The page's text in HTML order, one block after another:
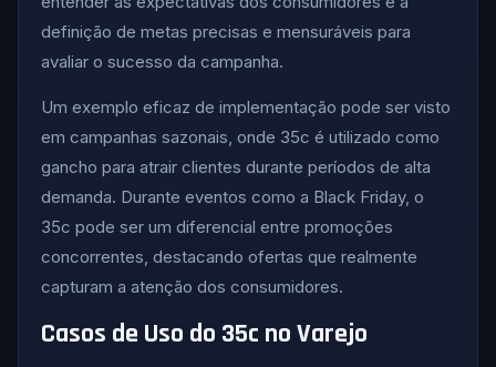
definição de metas precisas e mensuráveis para
avaliar o sucesso da campanha.
Um exemplo eficaz de implementação pode ser visto
em campanhas sazonais, onde 35c é utilizado como
gancho para atrair clientes durante períodos de alta
demanda. Durante eventos como a Black Friday, o
35c pode ser um diferencial entre promoções
concorrentes, destacando ofertas que realmente
capturam a atenção dos consumidores.
Casos de Uso do 35c no Varejo